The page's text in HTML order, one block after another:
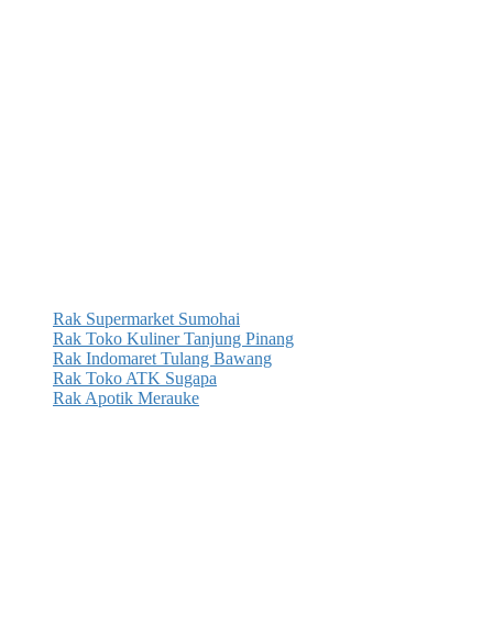
Rak Supermarket Sumohai
Rak Toko Kuliner Tanjung Pinang
Rak Indomaret Tulang Bawang
Rak Toko ATK Sugapa
Rak Apotik Merauke